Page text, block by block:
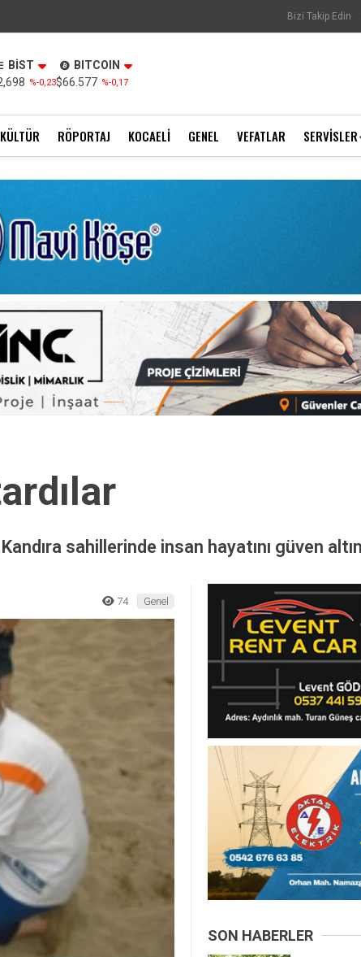
Bizi Takip Edin
BİST
%-0,23
BITCOIN
$66.577 %-0,17
KÜLTÜR RÖPORTAJ KOCAELI GENEL VEFATLAR SERVISLER
sahillerinde insan hayatını güven
74 Genel
SON HABERLER